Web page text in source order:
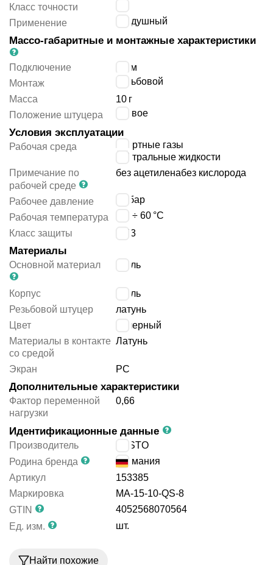
Класс точности
Применение
воздушный
Массо-габаритные и монтажные характеристики
Подключение
8 мм
Монтаж
резьбовой
Масса
10 г
Положение штуцера
осевое
Условия эксплуатации
Рабочая среда
инертные газы
нейтральные жидкости
Примечание по
рабочей среде
без ацетиленабез кислорода
Рабочее давление
бар
Рабочая температура
-20 ÷ 60 °C
Класс защиты
IP53
Материалы
Основной материал сталь
Корпус
сталь
Резьбовой штуцер
латунь
Цвет
черный
Материалы в контакте
со средой
Латунь
Экран PC
Дополнительные характеристики
Фактор переменной
нагрузки
0,66
Идентификационные данные
Производитель
FESTO
Родина бренда
Германия
Артикул
153385
Маркировка
MA-15-10-QS-8
GTIN
4052568070564
Ед. изм.
шт.
Найти похожие